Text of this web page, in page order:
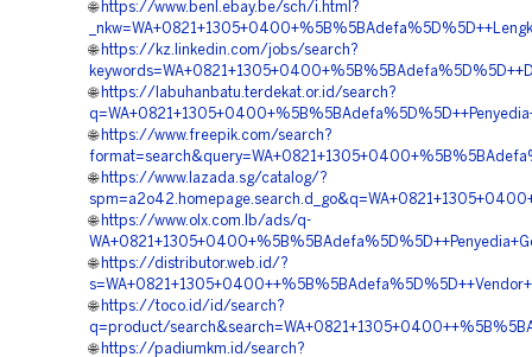
🌐 https://www.benl.ebay.be/sch/i.html?
🌐 https://kz.linkedin.com/jobs/search?
🌐 https://labuhanbatu.terdekat.or.id/search?
🌐 https://www.freepik.com/search?
🌐 https://www.lazada.sg/catalog/?
🌐 https://www.olx.com.lb/ads/q-
🌐 https://distributor.web.id/?
🌐 https://toco.id/id/search?
q=product/
🌐 https://padiumkm.id/search?